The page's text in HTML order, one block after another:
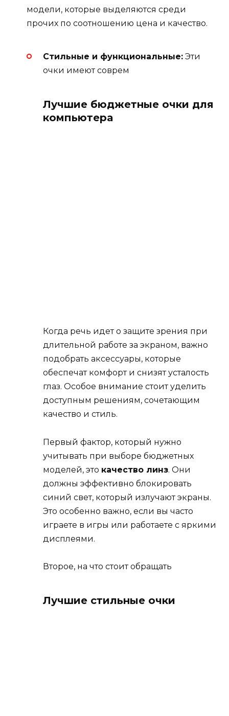
модели, которые выделяются среди
прочих по соотношению цена и качество.
Стильные и функциональные: Эти
очки имеют соврем
Лучшие бюджетные очки для
компьютера
Когда речь идет о защите зрения при
длительной работе за экраном, важно
подобрать аксессуары, которые
обеспечат комфорт и снизят усталость
глаз. Особое внимание стоит уделить
доступным решениям, сочетающим
качество и стиль.
Первый фактор, который нужно
учитывать при выборе бюджетных
моделей, это качество линз. Они
должны эффективно блокировать
синий свет, который излучают экраны.
Это особенно важно, если вы часто
играете в игры или работаете с яркими
дисплеями.
Второе, на что стоит обращать
Лучшие стильные очки